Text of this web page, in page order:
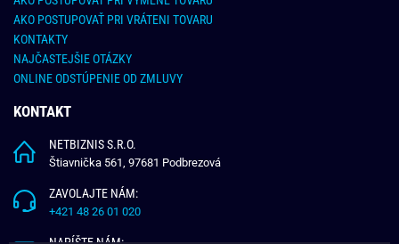
AKO POSTUPOVAŤ PRI VRÁTENI TOVARU
KONTAKTY
NAJČASTEJŠIE OTÁZKY
ONLINE ODSTÚPENIE OD ZMLUVY
KONTAKT
NETBIZNIS S.R.O.
Štiavnička 561, 97681 Podbrezová
ZAVOLAJTE NÁM:
+421 48 26 01 020